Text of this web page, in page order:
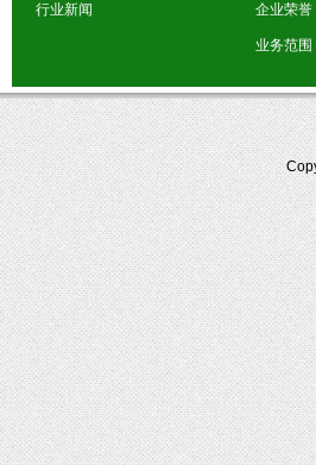
行业新闻 企业荣誉
业务范围